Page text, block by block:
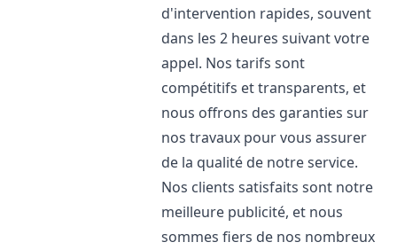
d'intervention rapides, souvent
dans les 2 heures suivant votre
appel. Nos tarifs sont
compétitifs et transparents, et
nous offrons des garanties sur
nos travaux pour vous assurer
de la qualité de notre service.
Nos clients satisfaits sont notre
meilleure publicité, et nous
sommes fiers de nos nombreux